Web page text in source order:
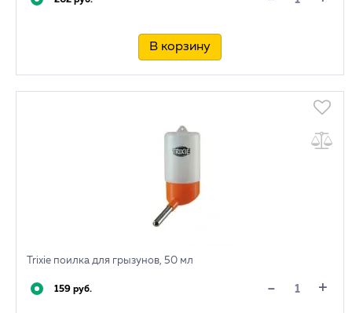
В корзину
Trixie поилка для грызунов, 50 мл
159 руб. - +